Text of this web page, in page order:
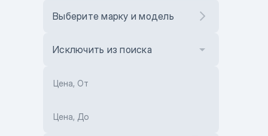
Выберите марку и модель
Исключить из поиска
Цена, От
Цена, До